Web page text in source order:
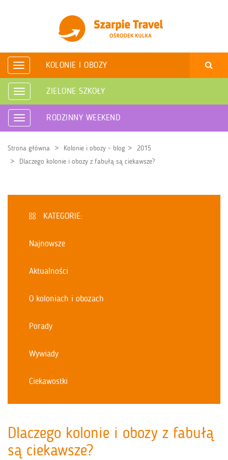
Rozwiń
nawigację
KOLONIE I OBOZY
Rozwiń
nawigację
ZIELONE SZKOŁY
Rozwiń
nawigację
RODZINNY WEEKEND
Strona główna Kolonie i obozy - blog
2015
Dlaczego kolonie i obozy z fabułą są ciekawsze?
Dlaczego kolonie i obozy z fabułą
są ciekawsze?
KATEGORIE:
Najnowsze
Aktualności
O koloniach i obozach
Porady
Wywiady
Ciekawostki